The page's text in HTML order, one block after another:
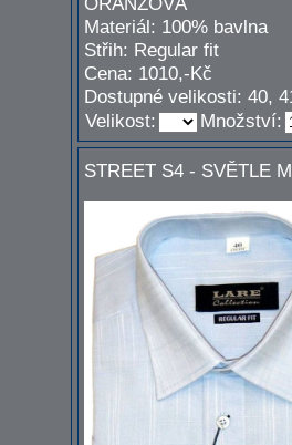
Materiál: 100% bavlna
Střih: Regular fit
Cena: 1010,-Kč
Dostupné velikosti: 40,
Velikost:
Množství:
STREET S4 - SVĚTLE